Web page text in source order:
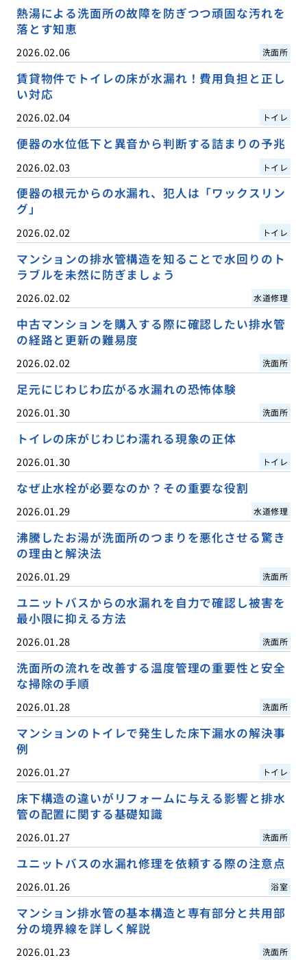
熱湯による洗面所の故障を防ぎつつ頑固な汚れを
落とす知恵
2026.02.06 洗面所
賃貸物件でトイレの床が水漏れ！費用負担と正し
い対応
2026.02.04 トイレ
便器の水位低下と異音から判断する詰まりの予兆
2026.02.03 トイレ
便器の根元からの水漏れ、犯人は「ワックスリン
グ」
2026.02.02 トイレ
マンションの排水管構造を知ることで水回りのト
ラブルを未然に防ぎましょう
2026.02.02 水道修理
中古マンションを購入する際に確認したい排水管
の経路と更新の難易度
2026.02.02 洗面所
足元にじわじわ広がる水漏れの恐怖体験
2026.01.30 洗面所
トイレの床がじわじわ濡れる現象の正体
2026.01.30 トイレ
なぜ止水栓が必要なのか？その重要な役割
2026.01.29 水道修理
沸騰したお湯が洗面所のつまりを悪化させる驚き
の理由と解決法
2026.01.29 洗面所
ユニットバスからの水漏れを自力で確認し被害を
最小限に抑える方法
2026.01.28 洗面所
洗面所の流れを改善する温度管理の重要性と安全
な掃除の手順
2026.01.28 洗面所
マンションのトイレで発生した床下漏水の解決事
例
2026.01.27 トイレ
床下構造の違いがリフォームに与える影響と排水
管の配置に関する基礎知識
2026.01.27 洗面所
ユニットバスの水漏れ修理を依頼する際の注意点
2026.01.26 浴室
マンション排水管の基本構造と専有部分と共用部
分の境界線を詳しく解説
2026.01.23 洗面所